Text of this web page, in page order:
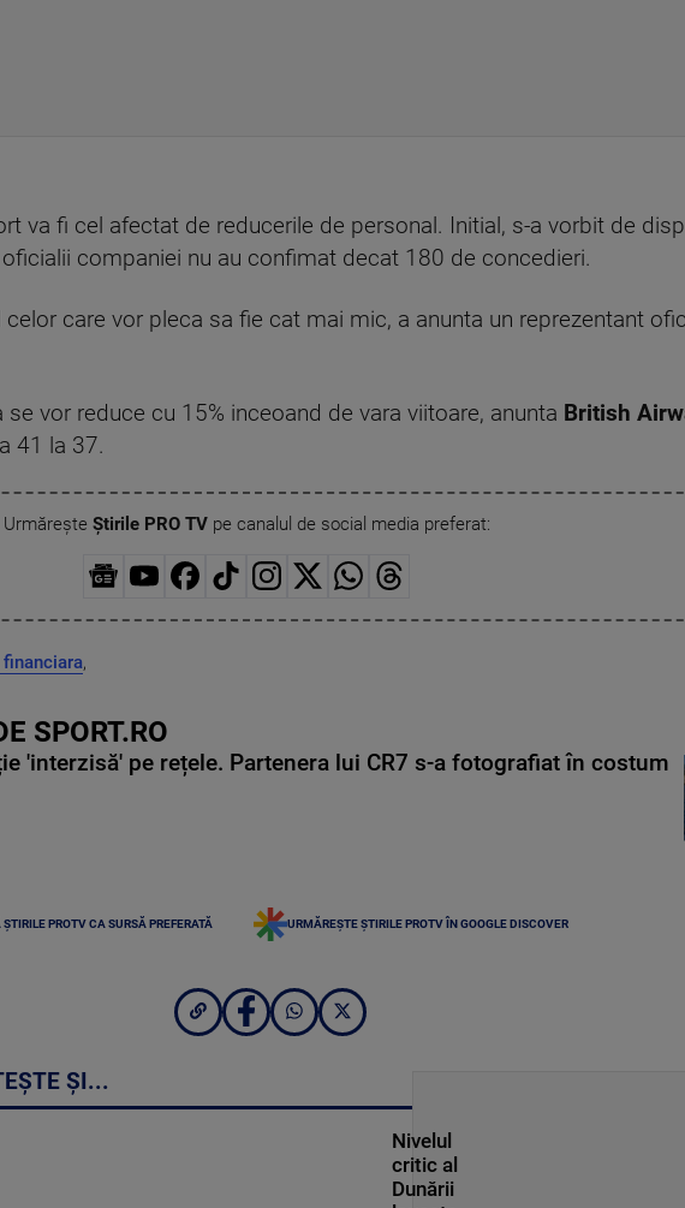
va fi cel afectat de reducerile de personal. Initial, s-a vorbit de
companiei nu au confimat decat 180 de concedieri.
care vor pleca sa fie cat mai mic, a anunta un reprezentant
vor reduce cu 15% inceoand de vara viitoare, anunta British
41 la 37.
Urmărește Știrile PRO TVpe canalul de social media preferat:
,
SPORT.RO
'interzisă' pe rețele. Partenera lui CR7 s-a fotografiat în costum
PROTV CA SURSĂ PREFERATĂ URMĂREȘTE ȘTIRILE PROTV ÎN GOOGLE DISCOVER
ȘI...
Nivelul
critic al
Dunării